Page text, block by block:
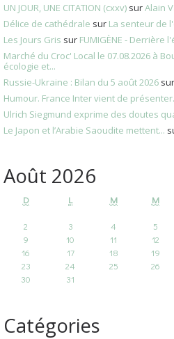
UN JOUR, UNE CITATION (cxxv) surAlain
Délice de cathédrale sur La senteur de
Les Jours Gris sur FUMIGÈNE - Derrière
Marché du Croc' Local le 07.08.2026 à
écologie et...
Russie-Ukraine : Bilan du 5 août 2026 sur
Humour. France Inter vient de
Ulrich Siegmund exprime des doutes
Le Japon et l’Arabie Saoudite mettent...
Août 2026
D L M M
2
3 4 5
9
10 11 12
16
17 18 19
23
24 25 26
30
31
Catégories